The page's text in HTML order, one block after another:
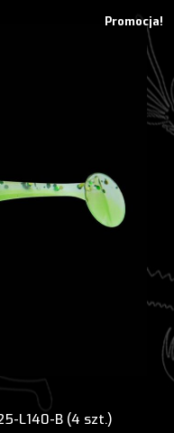
Promocja!
L140-B (4 szt.)